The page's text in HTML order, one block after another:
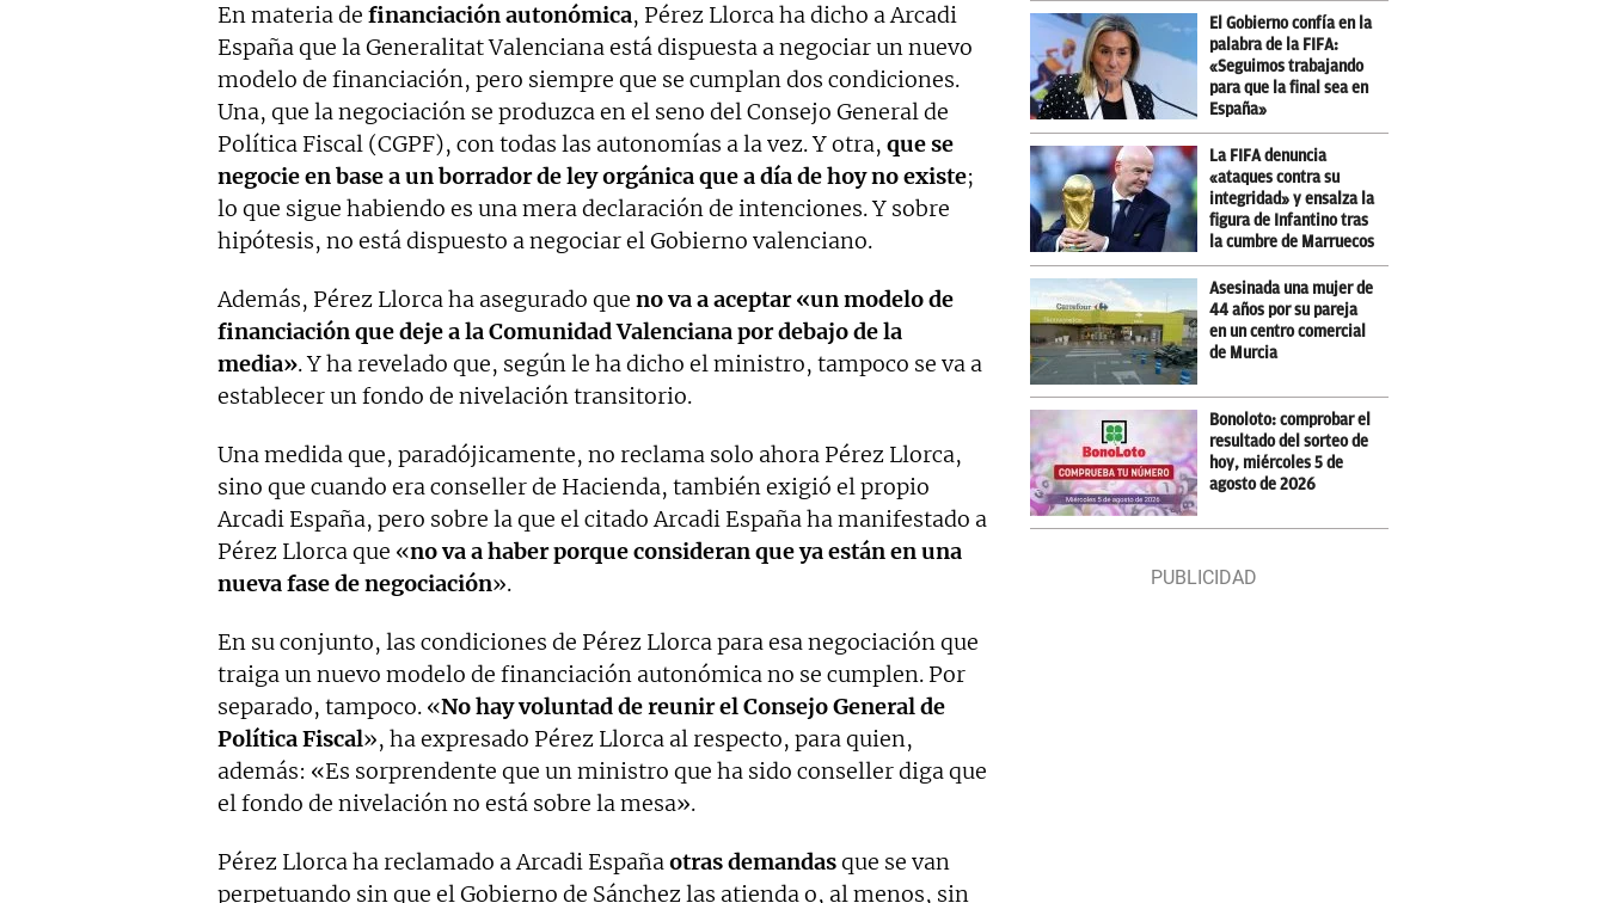
En materia de financiación autonómica, Pérez Llorca ha dicho a Arcadi
España que la Generalitat Valenciana está dispuesta a negociar un nuevo
modelo de financiación, pero siempre que se cumplan dos condiciones.
Una, que la negociación se produzca en el seno del Consejo General de
Política Fiscal (CGPF), con todas las autonomías a la vez. Y otra, que se
negocie en base a un borrador de ley orgánica que a día de hoy no existe;
lo que sigue habiendo es una mera declaración de intenciones. Y sobre
hipótesis, no está dispuesto a negociar el Gobierno valenciano.
Además, Pérez Llorca ha asegurado que no va a aceptar «un modelo de
financiación que deje a la Comunidad Valenciana por debajo de la
media». Y ha revelado que, según le ha dicho el ministro, tampoco se va a
establecer un fondo de nivelación transitorio.
Una medida que, paradójicamente, no reclama solo ahora Pérez Llorca,
sino que cuando era conseller de Hacienda, también exigió el propio
Arcadi España, pero sobre la que el citado Arcadi España ha manifestado a
Pérez Llorca que «no va a haber porque consideran que ya están en una
nueva fase de negociación».
En su conjunto, las condiciones de Pérez Llorca para esa negociación que
traiga un nuevo modelo de financiación autonómica no se cumplen. Por
separado, tampoco. «No hay voluntad de reunir el Consejo General de
Política Fiscal», ha expresado Pérez Llorca al respecto, para quien,
además: «Es sorprendente que un ministro que ha sido conseller diga que
el fondo de nivelación no está sobre la mesa».
Pérez Llorca ha reclamado a Arcadi Españaotras demandasque se van
perpetuando sin que el Gobierno de Sánchez las atienda o, al menos, sin
El Gobierno confía en la
palabra de la FIFA:
«Seguimos trabajando
para que la final sea en
España»
La FIFA denuncia
«ataques contra su
integridad» y ensalza la
figura de Infantino tras
la cumbre de Marruecos
Asesinada una mujer de
44 años por su pareja
en un centro comercial
de Murcia
Bonoloto: comprobar el
resultado del sorteo de
hoy, miércoles 5 de
agosto de 2026